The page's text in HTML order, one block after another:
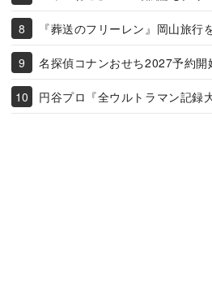
『葬送のフリーレン』岡山旅行
名探偵コナンおせち2027予約開
円谷プロ『全ウルトラマン記録